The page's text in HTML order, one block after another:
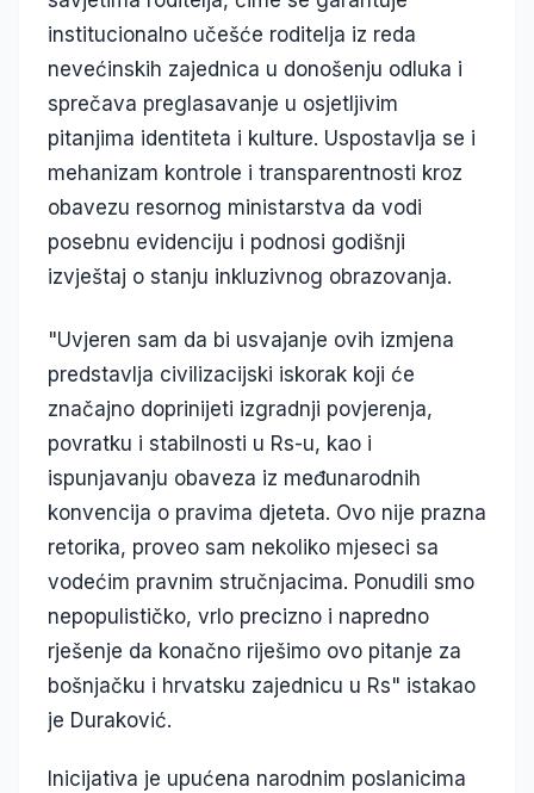
institucionalno učešće roditelja iz reda
nevećinskih zajednica u donošenju odluka i
sprečava preglasavanje u osjetljivim
pitanjima identiteta i kulture. Uspostavlja se i
mehanizam kontrole i transparentnosti kroz
obavezu resornog ministarstva da vodi
posebnu evidenciju i podnosi godišnji
izvještaj o stanju inkluzivnog obrazovanja.
"Uvjeren sam da bi usvajanje ovih izmjena
predstavlja civilizacijski iskorak koji će
značajno doprinijeti izgradnji povjerenja,
povratku i stabilnosti u Rs-u, kao i
ispunjavanju obaveza iz međunarodnih
konvencija o pravima djeteta. Ovo nije prazna
retorika, proveo sam nekoliko mjeseci sa
vodećim pravnim stručnjacima. Ponudili smo
nepopulističko, vrlo precizno i napredno
rješenje da konačno riješimo ovo pitanje za
bošnjačku i hrvatsku zajednicu u Rs" istakao
je Duraković.
Inicijativa je upućena narodnim poslanicima